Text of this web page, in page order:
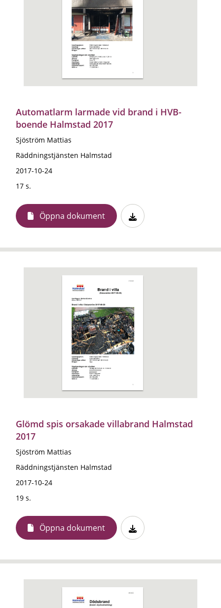
Automatlarm larmade vid brand i HVB-
boende Halmstad 2017
Sjöström Mattias
Räddningstjänsten Halmstad
2017-10-24
17 s.
Öppna dokument
Glömd spis orsakade villabrand Halmstad
2017
Sjöström Mattias
Räddningstjänsten Halmstad
2017-10-24
19 s.
Öppna dokument